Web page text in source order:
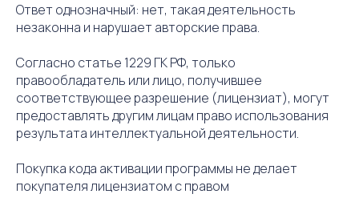
Ответ однозначный: нет, такая деятельность
незаконна и нарушает авторские права.
Согласно статье 1229 ГК РФ, только
правообладатель или лицо, получившее
соответствующее разрешение (лицензиат), могут
предоставлять другим лицам право использования
результата интеллектуальной деятельности.
Покупка кода активации программы не делает
покупателя лицензиатом с правом